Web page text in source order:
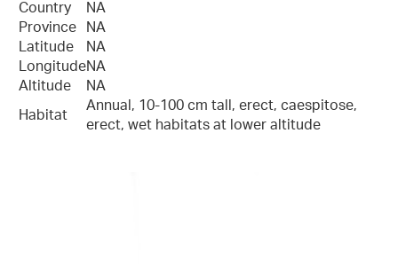
Country NA
Province NA
Latitude NA
LongitudeNA
Altitude NA
Habitat
Annual, 10-100 cm tall, erect, caespitose,
erect, wet habitats at lower altitude